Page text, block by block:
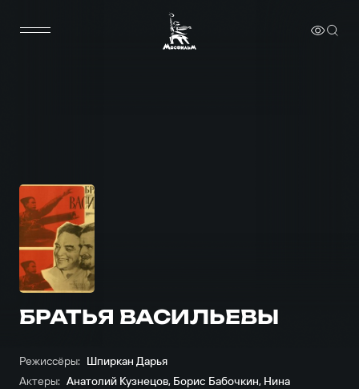
БРАТЬЯ ВАСИЛЬЕВЫ
Режиссёры: Шпиркан Дарья
Актеры: Анатолий Кузнецов, Борис Бабочкин, Нина